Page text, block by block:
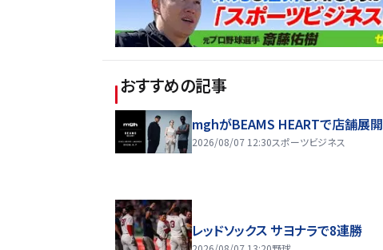
おすすめの記事
mghがBEAMS HEARTで店舗展開
2026/08/07 12:30スポーツビジネス
レッドソックス サヨナラで8連勝